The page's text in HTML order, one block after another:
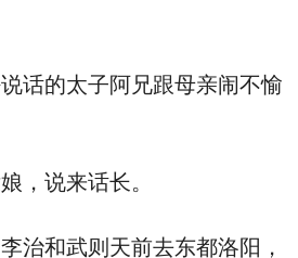
话的太子阿兄跟母亲闹不愉
，说来话长。
治和武则天前去东都洛阳，